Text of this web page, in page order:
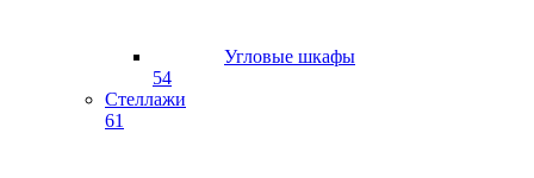
Угловые шкафы
54
Стеллажи
61